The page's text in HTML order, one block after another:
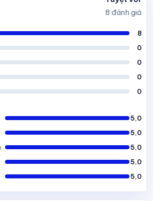
8 đánh giá
8
0
0
0
0
5,0
5,0
5,0
5,0
5,0